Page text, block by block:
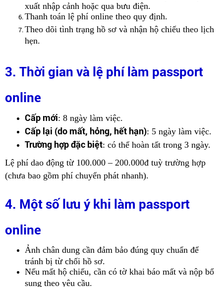
xuất nhập cảnh hoặc qua bưu điện.
Thanh toán lệ phí online theo quy định.
Theo dõi tình trạng hồ sơ và nhận hộ chiếu theo lịch
hẹn.
3. Thời gian và lệ phí làm passport
online
Cấp mới: 8 ngày làm việc.
Cấp lại (do mất, hỏng, hết hạn): 5 ngày làm việc.
Trường hợp đặc biệt: có thể hoàn tất trong 3 ngày.
Lệ phí dao động từ 100.000 – 200.000đ tuỳ trường hợp
(chưa bao gồm phí chuyển phát nhanh).
4. Một số lưu ý khi làm passport
online
Ảnh chân dung cần đảm bảo đúng quy chuẩn để
tránh bị từ chối hồ sơ.
Nếu mất hộ chiếu, cần có tờ khai báo mất và nộp bổ
sung theo yêu cầu.